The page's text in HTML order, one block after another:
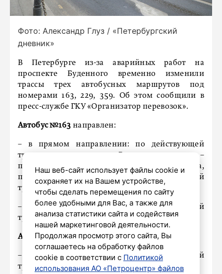
Фото: Александр Глуз / «Петербургский
дневник»
В Петербурге из-за аварийных работ на
проспекте Буденного временно изменили
трассы трех автобусных маршрутов под
номерами 163, 229, 359. Об этом сообщили в
пресс-службе ГКУ «Организатор перевозок».
Автобус №163 направлен:
– в прямом направлении: по действующей
трассе до проспекта Ветеранов, далее –
проспект Ветеранов, улица Бориса Шмелева,
проспект Буденного, далее – по действующей
трассе;
– в обратном направлении: по действующей
трассе.
Автобусы №229, 359направлены:
– в прямом направлении: по действующей
трассе;
Наш веб-сайт использует файлы cookie и
сохраняет их на Вашем устройстве,
чтобы сделать перемещения по сайту
более удобными для Вас, а также для
анализа статистики сайта и содействия
нашей маркетинговой деятельности.
Продолжая просмотр этого сайта, Вы
соглашаетесь на обработку файлов
cookie в соответствии с Политикой
использования АО «Петроцентр» файлов